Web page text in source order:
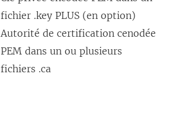
fichier .key PLUS (en option)
Autorité de certification cenodée
PEM dans un ou plusieurs
fichiers .ca